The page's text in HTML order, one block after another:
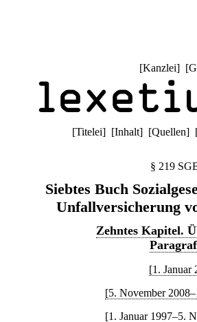
[Kanzlei] [
[Titelei] [Inhalt] [Quellen]
§ 219
Siebtes Buch
Unfallversicherung
Zehntes Kapitel.
[1. Januar
[5. November
[1. Januar 1997–5.